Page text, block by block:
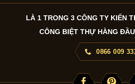
LÀ 1 TRONG 3 CÔNG TY KIẾN
CÔNG BIỆT THỰ HÀNG
0866 009